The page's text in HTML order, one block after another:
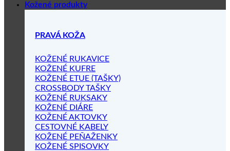
Kožené produkty
PRAVÁ KOŽA
KOŽENÉ RUKAVICE
KOŽENÉ KUFRE
KOŽENÉ ETUE (TAŠKY)
CROSSBODY TAŠKY
KOŽENÉ RUKSAKY
KOŽENÉ DIÁRE
KOŽENÉ AKTOVKY
CESTOVNÉ KABELY
KOŽENÉ PEŇAŽENKY
KOŽENÉ SPISOVKY